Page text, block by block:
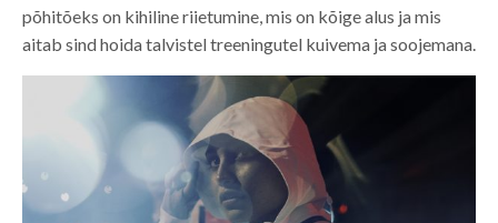
põhitõeks on kihiline riietumine, mis on kõige alus ja mis
aitab sind hoida talvistel treeningutel kuivema ja soojemana.